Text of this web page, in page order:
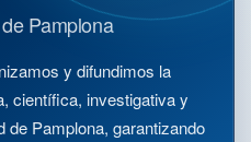
Pamplona
y difundimos la
científica, investigativa y
de Pamplona, garantizando